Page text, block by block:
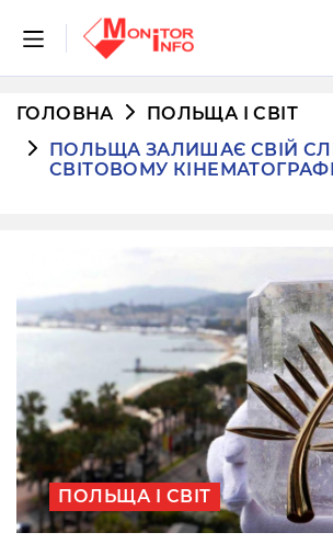
ГОЛОВНА
ПОЛЬЩА І СВІТ
ПОЛЬЩА ЗАЛИШАЄ СВІЙ
СВІТОВОМУ КІНЕМАТОГРАФІ
ПОЛЬЩА І СВІТ